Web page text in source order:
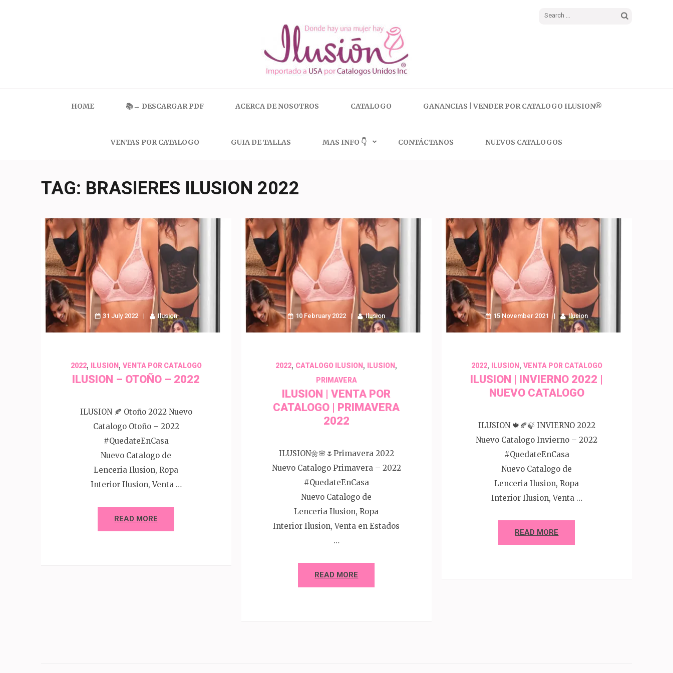
Search
HOME 📚→ DESCARGAR PDF ACERCA DE NOSOTROS CATALOGO GANANCIAS | VENDER POR CATALOGO ILUSION®
VENTAS POR CATALOGO GUIA DE TALLAS MAS INFO 👇 CONTÁCTANOS NUEVOS CATALOGOS
TAG: BRASIERES ILUSION 2022
31 July 2022 Ilusion
2022, ILUSION, VENTA POR CATALOGO
ILUSION – OTOÑO – 2022
ILUSION 🍂 Otoño 2022 Nuevo
Catalogo Otoño – 2022
#QuedateEnCasa
Nuevo Catalogo de
Lenceria Ilusion, Ropa
Interior Ilusion, Venta …
READ MORE
10 February 2022 Ilusion
2022, CATALOGO ILUSION , ILUSION ,
PRIMAVERA
ILUSION | VENTA POR
CATALOGO | PRIMAVERA
2022
ILUSION🌼🌸🌷Primavera 2022
Nuevo Catalogo Primavera – 2022
#QuedateEnCasa
Nuevo Catalogo de
Lenceria Ilusion, Ropa
Interior Ilusion, Venta en Estados
…
READ MORE
15 November 2021 Ilusion
2022, ILUSION, VENTA POR CATALOGO
ILUSION | INVIERNO 2022 |
NUEVO CATALOGO
ILUSION 🍁🍂🍃 INVIERNO 2022
Nuevo Catalogo Invierno – 2022
#QuedateEnCasa
Nuevo Catalogo de
Lenceria Ilusion, Ropa
Interior Ilusion, Venta …
READ MORE